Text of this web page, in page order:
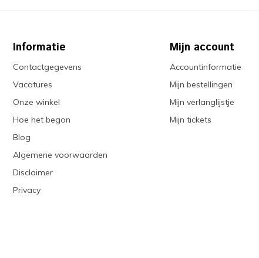
Informatie
Contactgegevens
Vacatures
Onze winkel
Hoe het begon
Blog
Algemene voorwaarden
Disclaimer
Privacy
Mijn account
Accountinformatie
Mijn bestellingen
Mijn verlanglijstje
Mijn tickets